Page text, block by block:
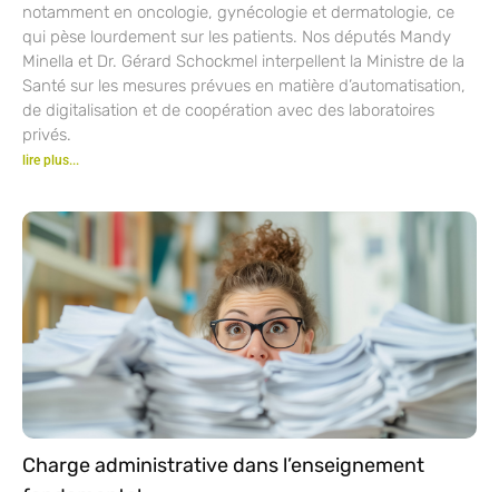
notamment en oncologie, gynécologie et dermatologie, ce
qui pèse lourdement sur les patients. Nos députés Mandy
Minella et Dr. Gérard Schockmel interpellent la Ministre de la
Santé sur les mesures prévues en matière d’automatisation,
de digitalisation et de coopération avec des laboratoires
privés.
lire plus...
Charge administrative dans l’enseignement